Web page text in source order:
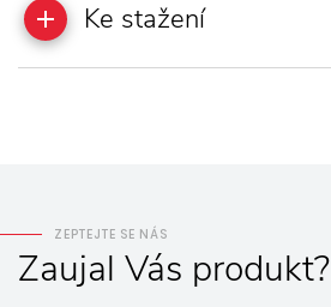
Ke stažení
ZEPTEJTE SE NÁS
Zaujal Vás produkt?